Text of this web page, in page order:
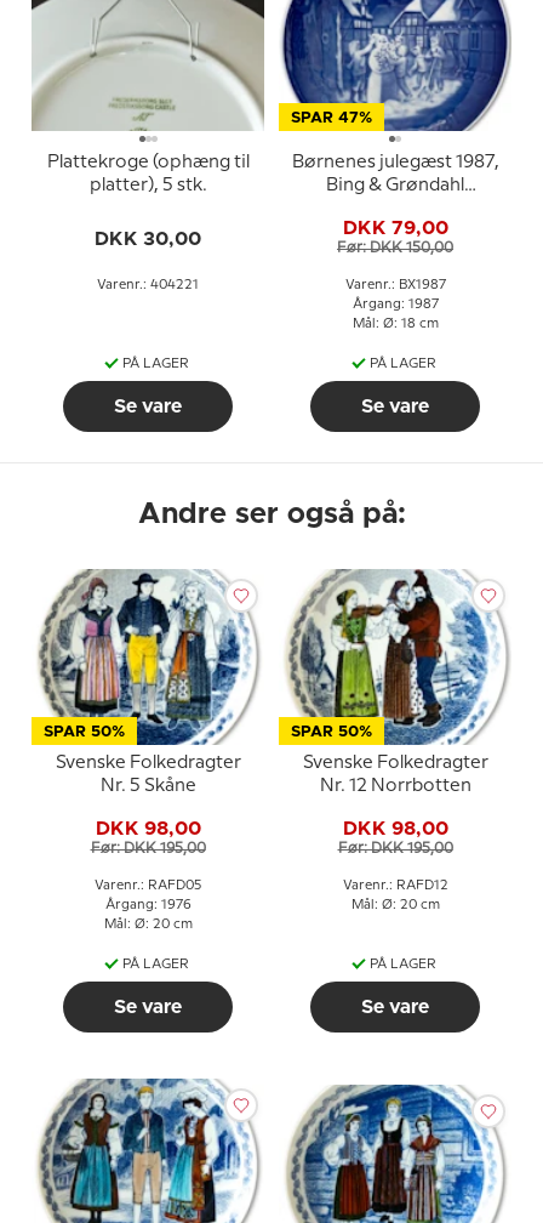
Plattekroge (ophæng til
platter), 5 stk.
DKK 30,00
Varenr.: 404221
PÅ LAGER
Se vare
SPAR 47%
Børnenes julegæst 1987,
Bing & Grøndahl
DKK 79,00
Før: DKK 150,00
Varenr.: BX1987
Årgang: 1987
Mål: Ø: 18 cm
PÅ LAGER
Se vare
Andre ser også på:
SPAR 50%
Svenske Folkedragter
Nr. 5 Skåne
DKK 98,00
Før: DKK 195,00
Varenr.: RAFD05
Årgang: 1976
Mål: Ø: 20 cm
PÅ LAGER
Se vare
SPAR 50%
Svenske Folkedragter
Nr. 12 Norrbotten
DKK 98,00
Før: DKK 195,00
Varenr.: RAFD12
Mål: Ø: 20 cm
PÅ LAGER
Se vare